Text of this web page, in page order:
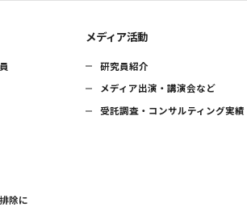
除に
メディア活動
研究員紹介
メディア出演・講演会など
受託調査・コンサルティング実績